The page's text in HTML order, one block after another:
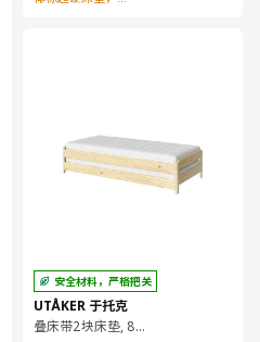
安全材料，严格把关
UTÅKER 于托克
叠床带2块床垫, 80x200 厘米